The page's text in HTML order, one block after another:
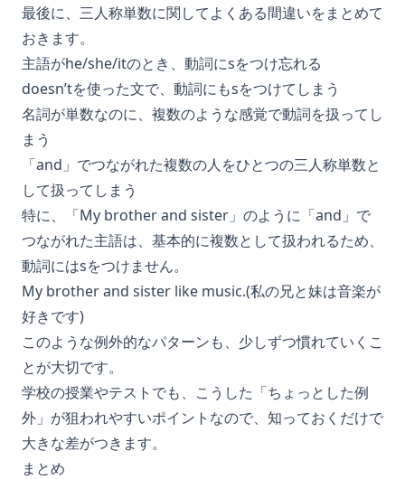
最後に、三人称単数に関してよくある間違いをまとめて
おきます。
主語がhe/she/itのとき、動詞にsをつけ忘れる
doesn’tを使った文で、動詞にもsをつけてしまう
名詞が単数なのに、複数のような感覚で動詞を扱ってし
まう
「and」でつながれた複数の人をひとつの三人称単数と
して扱ってしまう
特に、「My brother and sister」のように「and」で
つながれた主語は、基本的に複数として扱われるため、
動詞にはsをつけません。
My brother and sister like music.(私の兄と妹は音楽が
好きです)
このような例外的なパターンも、少しずつ慣れていくこ
とが大切です。
学校の授業やテストでも、こうした「ちょっとした例
外」が狙われやすいポイントなので、知っておくだけで
大きな差がつきます。
まとめ